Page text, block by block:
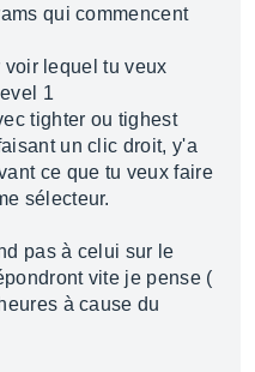
qui commencent
lequel tu veux
1
tighter ou tighest
un clic droit, y'a
ce que tu veux faire
sélecteur.
pas à celui sur le
vite je pense (
à cause du